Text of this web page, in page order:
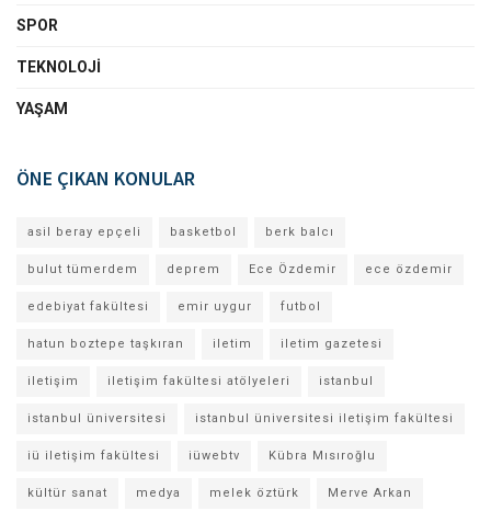
SPOR
TEKNOLOJI
YAŞAM
ÖNE ÇIKAN KONULAR
asil beray epçeli basketbol berk balcı
bulut tümerdem deprem Ece Özdemir ece özdemir
edebiyat fakültesi emir uygur futbol
hatun boztepe taşkıran iletim iletim gazetesi
iletişim iletişim fakültesi atölyeleri istanbul
istanbul üniversitesi istanbul üniversitesi iletişim fakültesi
iü iletişim fakültesi iüwebtv Kübra Mısıroğlu
kültür sanat medya melek öztürk Merve Arkan